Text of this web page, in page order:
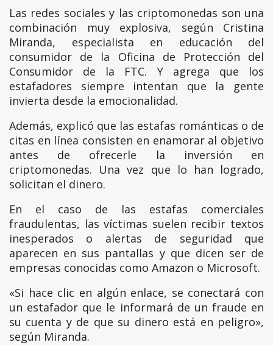
Las redes sociales y las criptomonedas son una
combinación muy explosiva, según Cristina
Miranda, especialista en educación del
consumidor de la Oficina de Protección del
Consumidor de la FTC. Y agrega que los
estafadores siempre intentan que la gente
invierta desde la emocionalidad.
Además, explicó que las estafas románticas o de
citas en línea consisten en enamorar al objetivo
antes de ofrecerle la inversión en
criptomonedas. Una vez que lo han logrado,
solicitan el dinero.
En el caso de las estafas comerciales
fraudulentas, las víctimas suelen recibir textos
inesperados o alertas de seguridad que
aparecen en sus pantallas y que dicen ser de
empresas conocidas como Amazon o Microsoft.
«Si hace clic en algún enlace, se conectará con
un estafador que le informará de un fraude en
su cuenta y de que su dinero está en peligro»,
según Miranda.